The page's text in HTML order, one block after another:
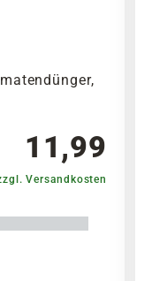
11,99
Versandkosten